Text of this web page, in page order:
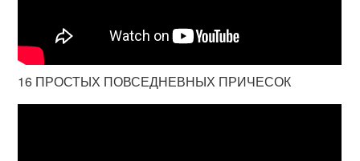
16 ПРОСТЫХ ПОВСЕДНЕВНЫХ ПРИЧЕСОК